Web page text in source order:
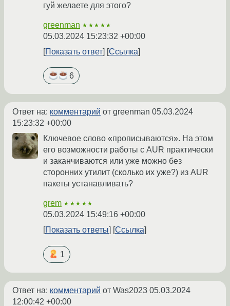
гуй желаете для этого?
greenman ★★★★★
05.03.2024 15:23:32 +00:00
Показать ответ
Ссылка
6
Ответ на: комментарий от greenman 05.03.2024
15:23:32 +00:00
Ключевое слово «прописываются». На этом
его возможности работы с AUR практически
и заканчиваются или уже можно без
сторонних утилит (сколько их уже?) из AUR
пакеты устанавливать?
grem ★★★★★
05.03.2024 15:49:16 +00:00
Показать ответы
Ссылка
1
Ответ на: комментарий от Was2023 05.03.2024
12:00:42 +00:00